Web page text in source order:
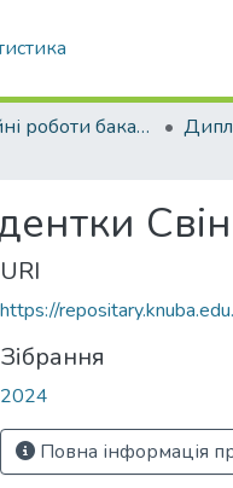
Атестаційні роботи бакалаврів
URI
https://
Зібрання
2024
Повна інформація